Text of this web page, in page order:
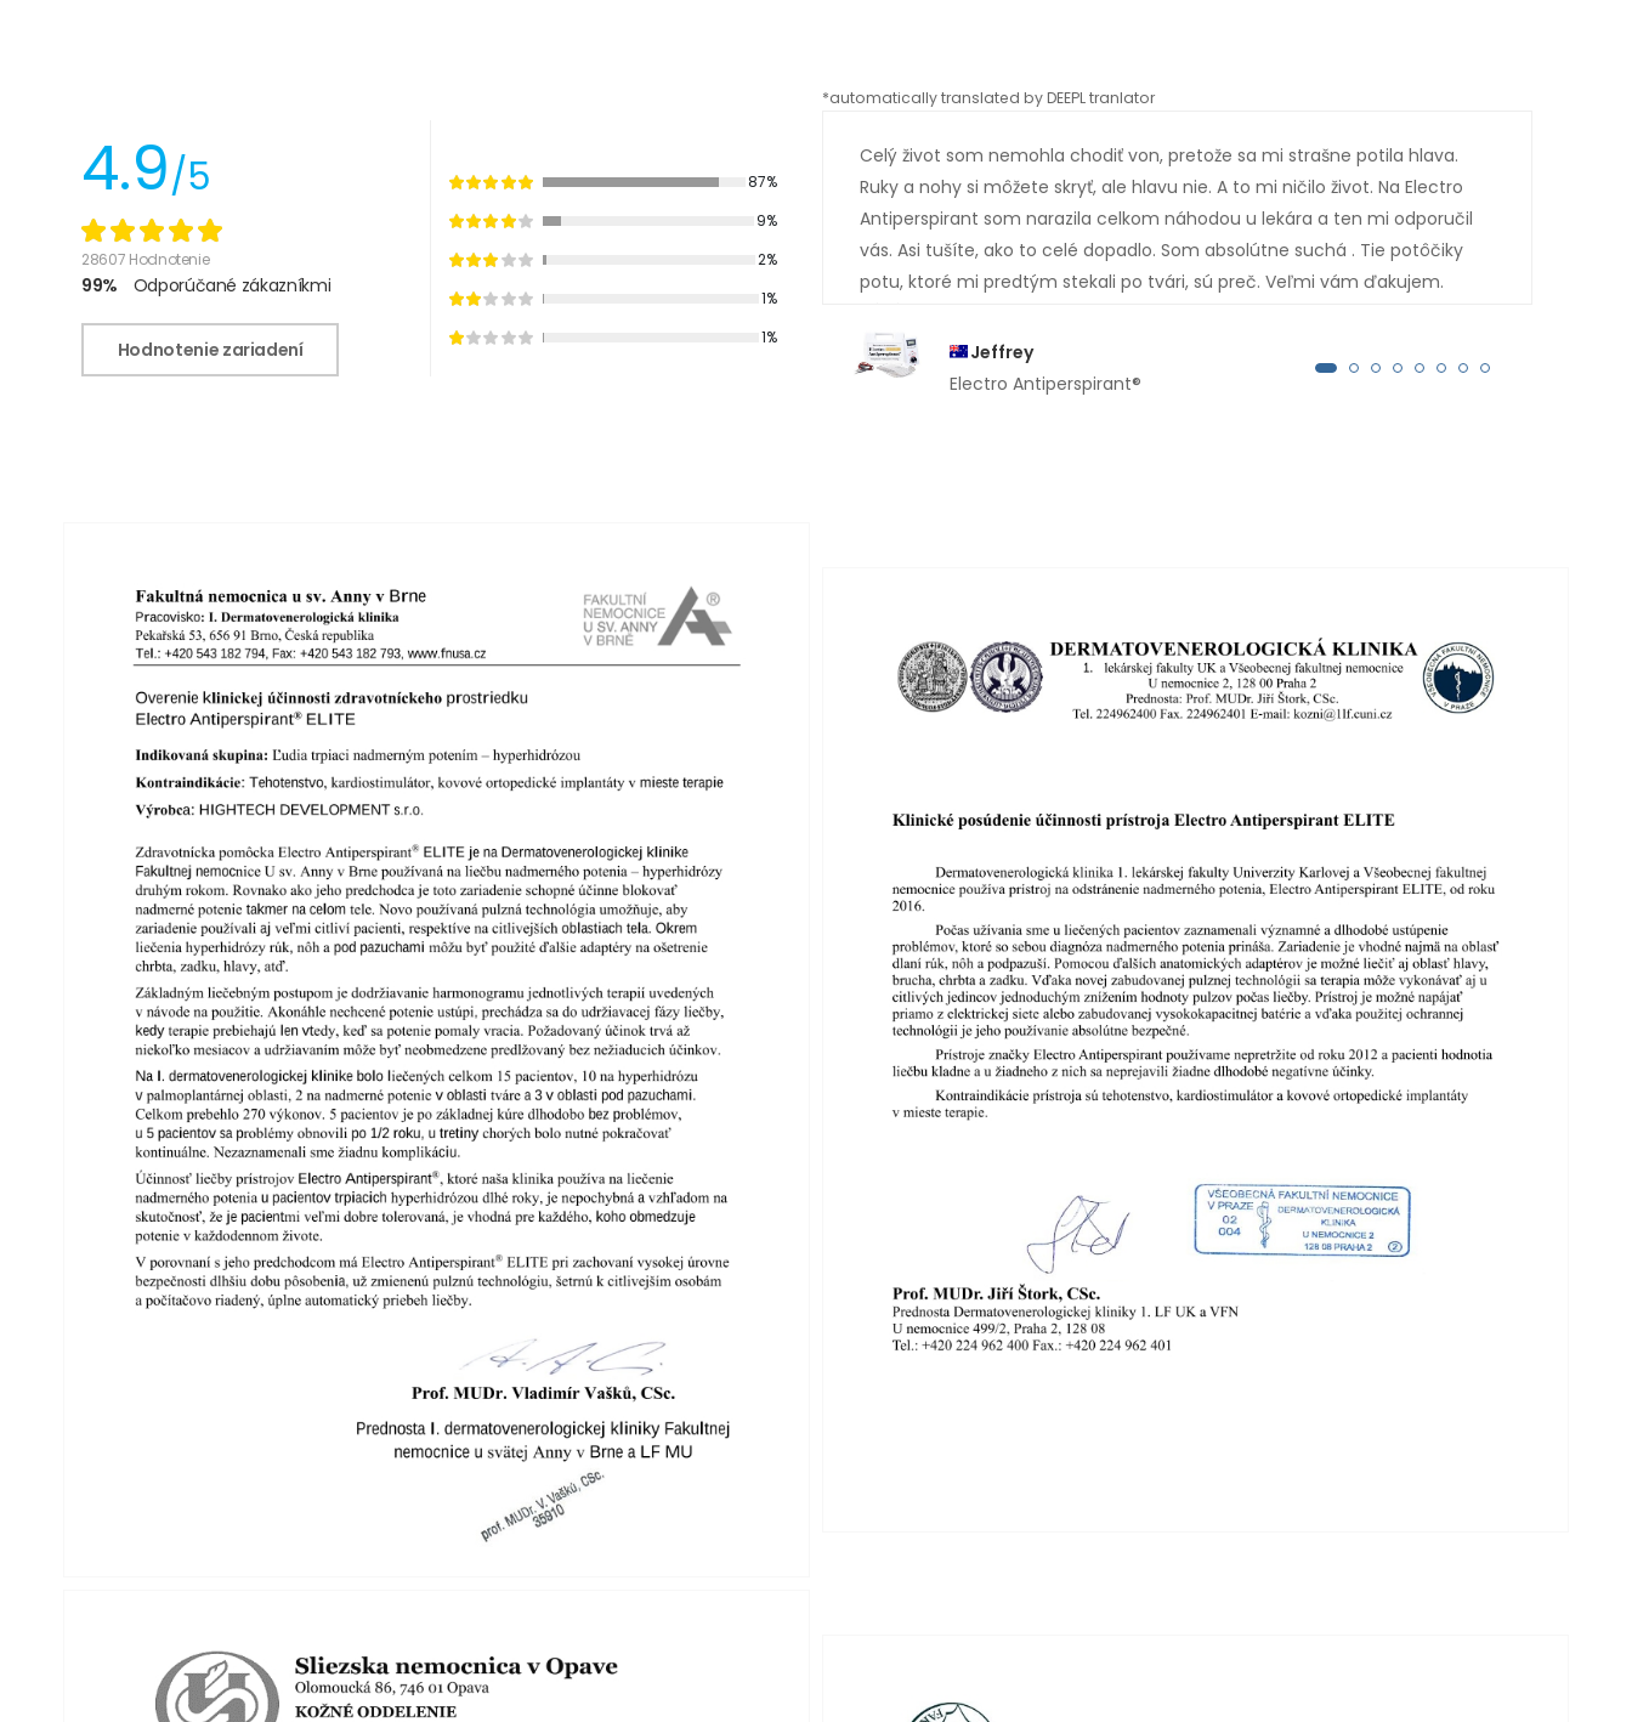
4.9/5
28607 Hodnotenie
99% Odporúčané zákazníkmi
Hodnotenie zariadení
87%
9%
2%
1%
1%
*automatically translated by DEEPL tranlator
Celý život som nemohla chodiť von, pretože sa mi strašne potila hlava.
Ruky a nohy si môžete skryť, ale hlavu nie. A to mi ničilo život. Na Electro
Antiperspirant som narazila celkom náhodou u lekára a ten mi odporučil
vás. Asi tušíte, ako to celé dopadlo. Som absolútne suchá . Tie potôčiky
potu, ktoré mi predtým stekali po tvári, sú preč. Veľmi vám ďakujem.
Jeffrey
Electro Antiperspirant®